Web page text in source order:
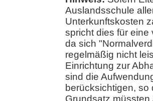
Auslandsschule
Unterkunftskosten
spricht dies für
da sich
regelmäßig nicht
Einrichtung zur
sind die
berücksichtigen, so
Grundsatz